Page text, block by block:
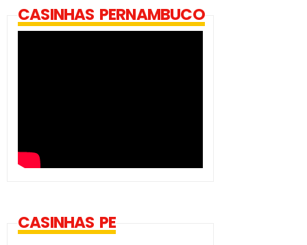
CASINHAS PERNAMBUCO
CASINHAS PE